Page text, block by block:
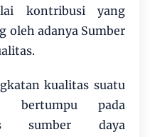
kontribusi yang
oleh adanya Sumber
kualitas suatu
bertumpu pada
sumber daya